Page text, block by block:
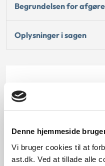
Denne hjemmeside
Vi bruger cookies til at
ast.dk. Ved at tillade alle
Begrundelsen for
Oplysninger i sagen
Dato for underskrift
30.06.2011
Offentliggørelsesdato
10.07.2013